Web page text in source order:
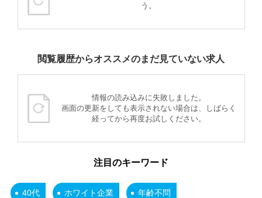
う。
閲覧履歴からオススメのまだ見ていない求人
情報の読み込みに失敗しました。
画面の更新をしても表示されない場合は、しばらく
経ってから再度お試しください。
注目のキーワード
40代 ホワイト企業 年齢不問